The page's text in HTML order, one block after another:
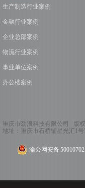
生产制造行业案例
金融行业案例
企业总部案例
物流行业案例
事业单位案例
办公楼案例
重庆市劲浪科技有限公司 版
地址： 重庆市石桥铺星光汇1号
渝公网安备